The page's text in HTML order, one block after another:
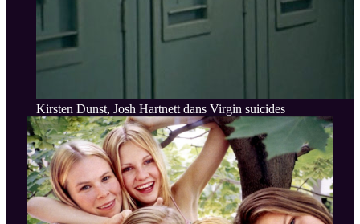
Kirsten Dunst, Josh Hartnett dans Virgin suicides